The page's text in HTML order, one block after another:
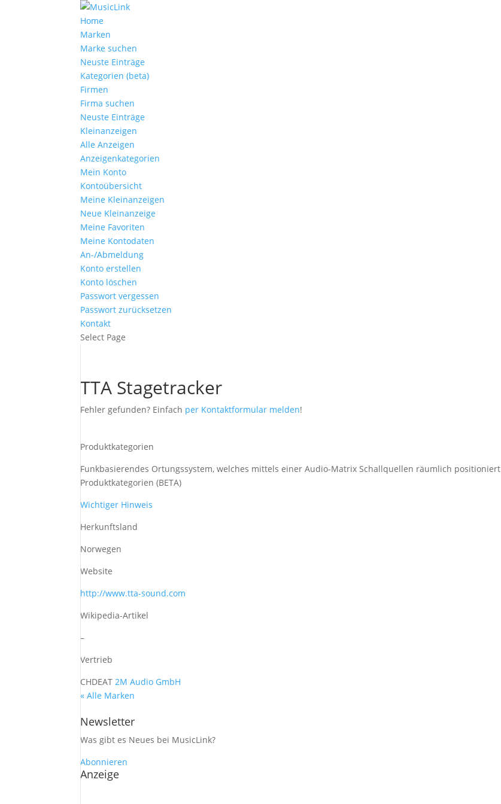
Home
Marken
Marke suchen
Neuste Einträge
Kategorien (beta)
Firmen
Firma suchen
Neuste Einträge
Kleinanzeigen
Alle Anzeigen
Anzeigen­kategorien
Mein Konto
Kontoübersicht
Meine Kleinanzeigen
Neue Kleinanzeige
Meine Favoriten
Meine Kontodaten
An-/Abmeldung
Konto erstellen
Konto löschen
Passwort vergessen
Passwort zurücksetzen
Kontakt
Select Page
TTA Stagetracker
Fehler gefunden? Einfach per Kontaktformular melden!
Produktkategorien
Funkbasierendes Ortungssystem, welches mittels einer Audio-Matrix Schallquellen räumlich positioniert
Produktkategorien (BETA)
Wichtiger Hinweis
Herkunftsland
Norwegen
Website
http://www.tta-sound.com
Wikipedia-Artikel
–
Vertrieb
CHDEAT 2M Audio GmbH
« Alle Marken
Newsletter
Was gibt es Neues bei MusicLink?
Abonnieren
Anzeige